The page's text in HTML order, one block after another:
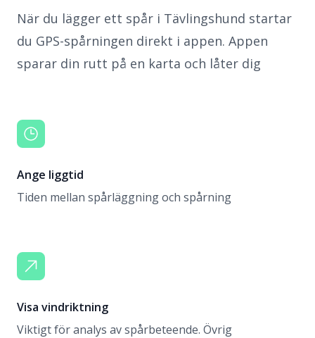
När du lägger ett spår i Tävlingshund startar
du GPS-spårningen direkt i appen. Appen
sparar din rutt på en karta och låter dig
Ange liggtid
Tiden mellan spårläggning och spårning
Visa vindriktning
Viktigt för analys av spårbeteende. Övrig